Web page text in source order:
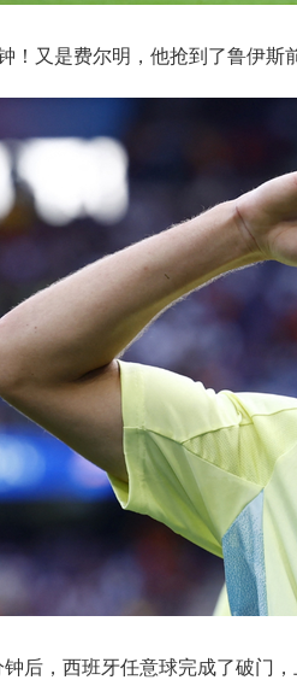
！又是费尔明，他抢到了鲁伊斯
后，西班牙任意球完成了破门